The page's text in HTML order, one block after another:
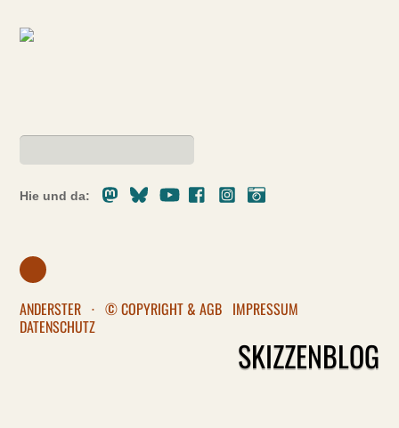
Hie und da:
MastodonBlueskyYoutubeFacebookInstagram
ANDERSTER · © COPYRIGHT & AGB IMPRESSUM
DATENSCHUTZ
SKIZZENBLOG